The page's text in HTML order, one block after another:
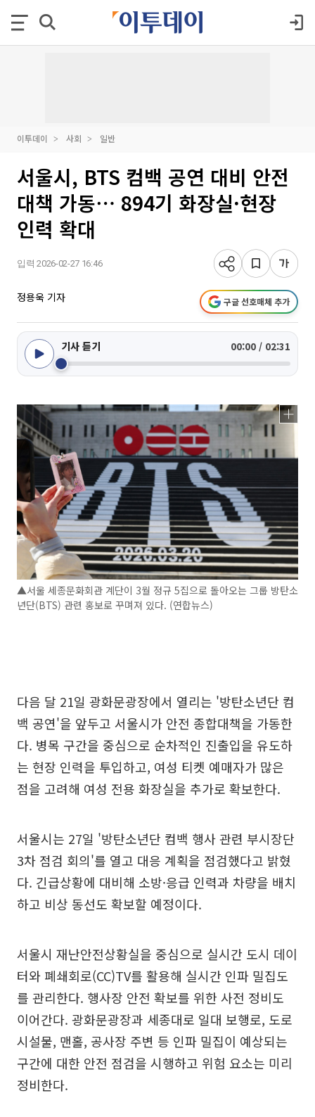
이투데이 사회 일반
서울시, BTS 컴백 공연 대비 안전
대책 가동⋯ 894기 화장실·현장
인력 확대
입력 2026-02-27 16:46
정용욱 기자 구글 선호매체 추가
기사 듣기 00:00 / 02:31
▲서울 세종문화회관 계단이 3월 정규 5집으로 돌아오는 그룹 방탄소
년단(BTS) 관련 홍보로 꾸며져 있다. (연합뉴스)
다음 달 21일 광화문광장에서 열리는 '방탄소년단 컴
백 공연'을 앞두고 서울시가 안전 종합대책을 가동한
다. 병목 구간을 중심으로 순차적인 진출입을 유도하
는 현장 인력을 투입하고, 여성 티켓 예매자가 많은
점을 고려해 여성 전용 화장실을 추가로 확보한다.
서울시는 27일 '방탄소년단 컴백 행사 관련 부시장단
3차 점검 회의'를 열고 대응 계획을 점검했다고 밝혔
다. 긴급상황에 대비해 소방·응급 인력과 차량을 배치
하고 비상 동선도 확보할 예정이다.
서울시 재난안전상황실을 중심으로 실시간 도시 데이
터와 폐쇄회로(CC)TV를 활용해 실시간 인파 밀집도
를 관리한다. 행사장 안전 확보를 위한 사전 정비도
이어간다. 광화문광장과 세종대로 일대 보행로, 도로
시설물, 맨홀, 공사장 주변 등 인파 밀집이 예상되는
구간에 대한 안전 점검을 시행하고 위험 요소는 미리
정비한다.